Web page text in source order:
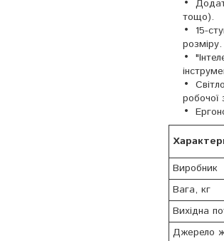
тощо).
15-
розміру.
робочої
Виробник
Вага, кг
Вихідна
Джерело